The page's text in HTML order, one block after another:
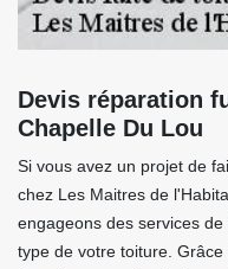
Devis réparation
Chapelle Du Lou
Si vous avez un projet de
chez Les Maitres de
engageons des services
type de votre toiture.